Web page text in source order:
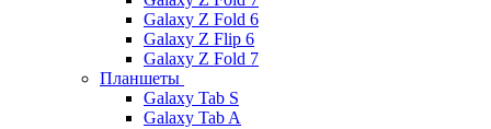
Galaxy Z Fold 6
Galaxy Z Flip 6
Galaxy Z Fold 7
Планшеты
Galaxy Tab S
Galaxy Tab A